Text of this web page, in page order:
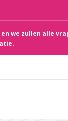
we zullen alle